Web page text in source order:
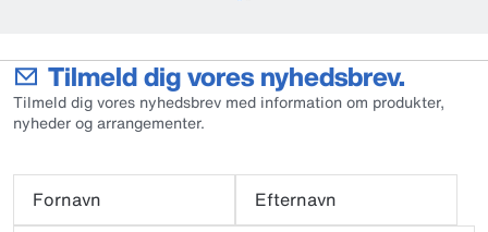
Tilmeld dig vores nyhedsbrev.
Tilmeld dig vores nyhedsbrev med information om produkter,
nyheder og arrangementer.
Fornavn
Efternavn